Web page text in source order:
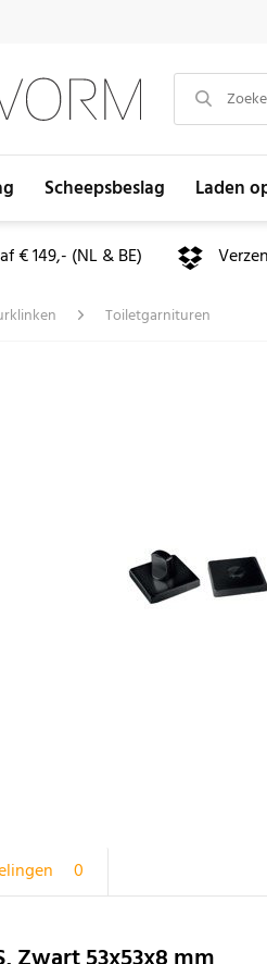
Scheepsbeslag Laden
€ 149,- (NL & BE)
Toiletgarnituren
0